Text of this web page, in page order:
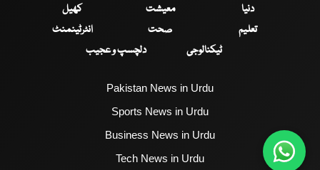
دنیا
معیشت
کھیل
تعلیم
صحت
انٹرٹینمنٹ
ٹیکنالوجی
دلچسپ و عجیب
Pakistan News in Urdu
Sports News in Urdu
Business News in Urdu
Tech News in Urdu